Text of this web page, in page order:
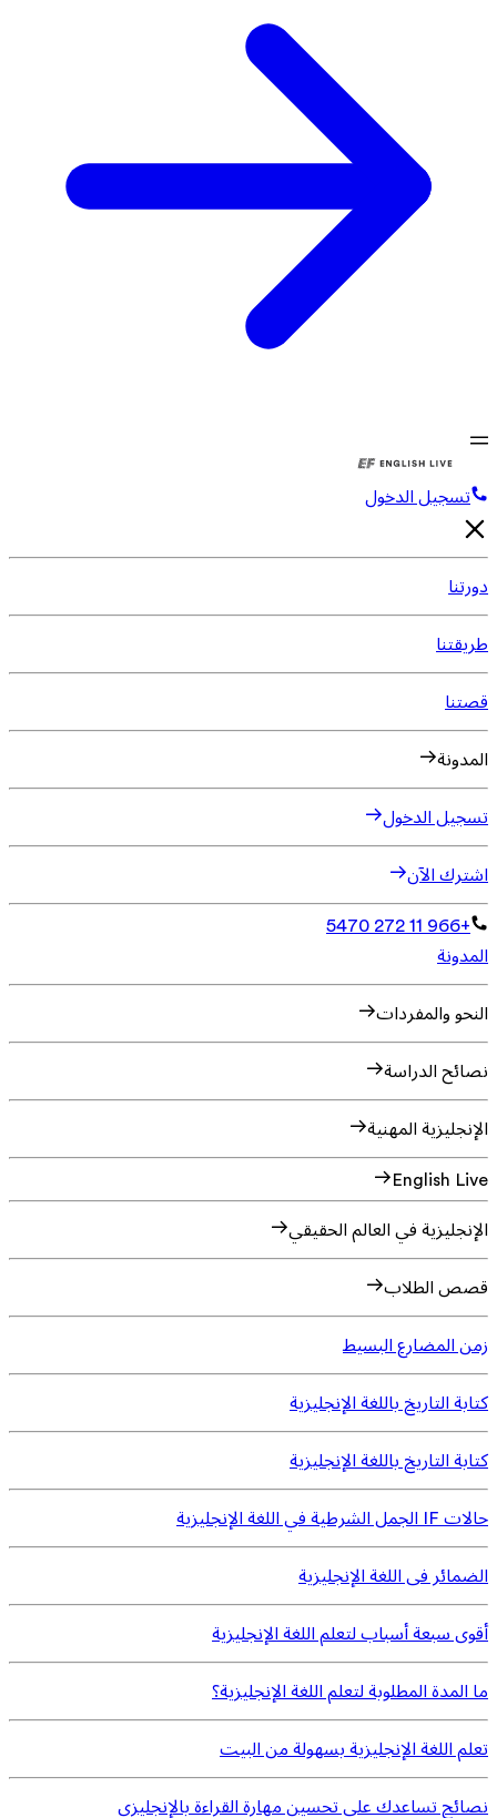
تسجيل الدخول
دورتنا
طريقتنا
قصتنا
المدونة
تسجيل الدخول
اشترك الآن
+966 11 272 5470
المدونة
النحو والمفردات
نصائح الدراسة
الإنجليزية المهنية
English Live
الإنجليزية في العالم الحقيقي
قصص الطلاب
زمن المضارع البسيط
كتابة التاريخ باللغة الإنجليزية
كتابة التاريخ باللغة الإنجليزية
حالات IF الجمل الشرطية في اللغة الإنجليزية
الضمائر فى اللغة الإنجليزية
أقوى سبعة أسباب لتعلم اللغة الإنجليزية
ما المدة المطلوبة لتعلم اللغة الإنجليزية؟
تعلم اللغة الإنجليزية بسهولة من البيت
نصائح تساعدك على تحسين مهارة القراءة بالإنجليزي